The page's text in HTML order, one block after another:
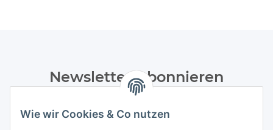
Wie wir Cookies & Co nutzen
Newsletter Abonnieren
Datenschutzerklärungregelmäßig und jederzeit widerruflich